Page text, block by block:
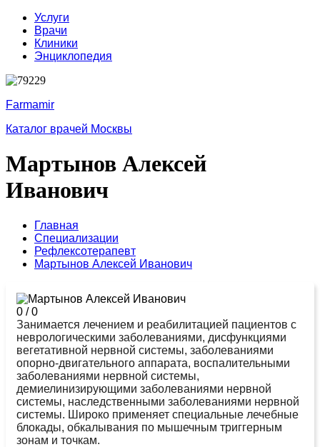
Услуги
Врачи
Клиники
Энциклопедия
Farmamir
Каталог врачей Москвы
Мартынов Алексей
Иванович
Главная
Специализации
Рефлексотерапевт
Мартынов Алексей Иванович
0 /0
Занимается лечением и реабилитацией пациентов с
неврологическими заболеваниями, дисфункциями
вегетативной нервной системы, заболеваниями
опорно-двигательного аппарата, воспалительными
заболеваниями нервной системы,
демиелинизирующими заболеваниями нервной
системы, наследственными заболеваниями нервной
системы. Широко применяет специальные лечебные
блокады, обкалывания по мышечным триггерным
зонам и точкам.